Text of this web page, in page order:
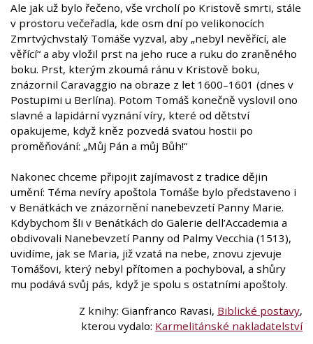
Ale jak už bylo řečeno, vše vrcholí po Kristově smrti, stále
v prostoru večeřadla, kde osm dní po velikonocích
Zmrtvýchvstalý Tomáše vyzval, aby „nebyl nevěřící, ale
věřící“ a aby vložil prst na jeho ruce a ruku do zraněného
boku. Prst, kterým zkoumá ránu v Kristově boku,
znázornil Caravaggio na obraze z let 1600–1601 (dnes v
Postupimi u Berlína). Potom Tomáš konečně vyslovil ono
slavné a lapidární vyznání víry, které od dětství
opakujeme, když kněz pozvedá svatou hostii po
proměňování: „Můj Pán a můj Bůh!“
Nakonec chceme připojit zajímavost z tradice dějin
umění: Téma nevíry apoštola Tomáše bylo představeno i
v Benátkách ve znázornění nanebevzetí Panny Marie.
Kdybychom šli v Benátkách do Galerie dell’Accademia a
obdivovali Nanebevzetí Panny od Palmy Vecchia (1513),
uvidíme, jak se Maria, již vzatá na nebe, znovu zjevuje
Tomášovi, který nebyl přítomen a pochyboval, a shůry
mu podává svůj pás, když je spolu s ostatními apoštoly.
Z knihy: Gianfranco Ravasi, Biblické postavy,
kterou vydalo: Karmelitánské nakladatelství